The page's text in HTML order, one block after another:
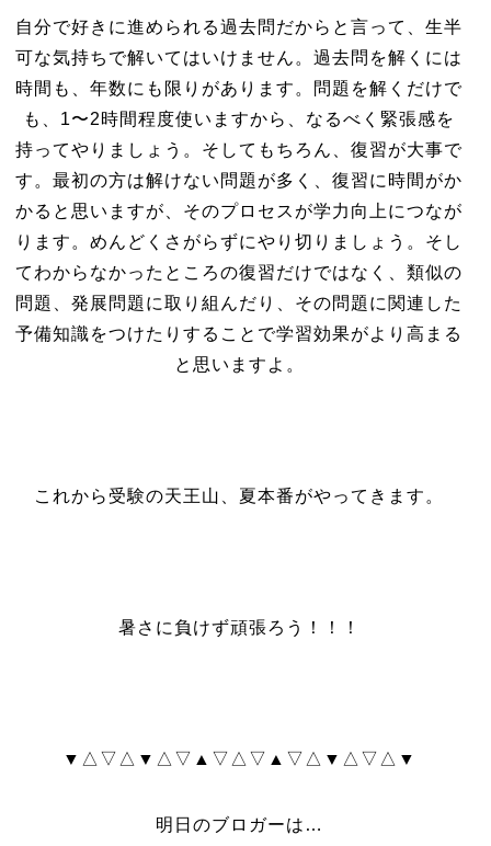
自分で好きに進められる過去問だからと言って、生半
可な気持ちで解いてはいけません。過去問を解くには
時間も、年数にも限りがあります。問題を解くだけで
も、1〜2時間程度使いますから、なるべく緊張感を
持ってやりましょう。そしてもちろん、復習が大事で
す。最初の方は解けない問題が多く、復習に時間がか
かると思いますが、そのプロセスが学力向上につなが
ります。めんどくさがらずにやり切りましょう。そし
てわからなかったところの復習だけではなく、類似の
問題、発展問題に取り組んだり、その問題に関連した
予備知識をつけたりすることで学習効果がより高まる
と思いますよ。
これから受験の天王山、夏本番がやってきます。
暑さに負けず頑張ろう！！！
▼△▽△▼△▽▲▽△▽▲▽△▼△▽△▼
明日のブロガーは…